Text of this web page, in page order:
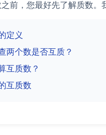
前，您最好先了解质数。
定义
两个数是否互质？
互质数？
互质数